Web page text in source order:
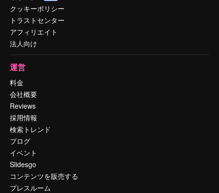
クッキーポリシー
トラストセンター
アフィリエイト
法人向け
運営
料金
会社概要
Reviews
採用情報
検索トレンド
ブログ
イベント
Slidesgo
コンテンツを販売する
プレスルーム